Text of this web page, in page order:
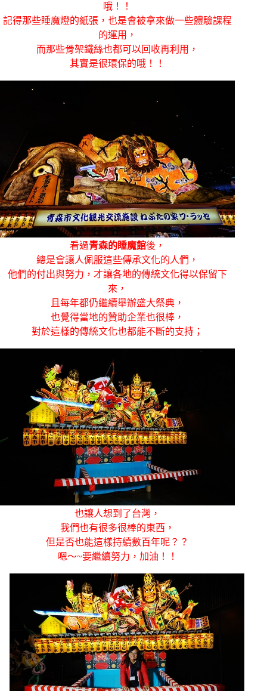
哦！！
記得那些睡魔燈的紙張，也是會被拿來做一些體驗課程
的運用，
而那些骨架鐵絲也都可以回收再利用，
其實是很環保的哦！！
看過青森的睡魔館後，
總是會讓人佩服這些傳承文化的人們，
他們的付出與努力，才讓各地的傳統文化得以保留下
來，
且每年都仍繼續舉辦盛大祭典，
也覺得當地的贊助企業也很棒，
對於這樣的傳統文化也都能不斷的支持；
也讓人想到了台灣，
我們也有很多很棒的東西，
但是否也能這樣持續數百年呢？？
嗯～~要繼續努力，加油！！